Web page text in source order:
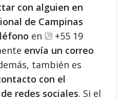
con alguien en
de Campinas
en
+55 19
envía un correo
también es
con el
redes sociales. Si el